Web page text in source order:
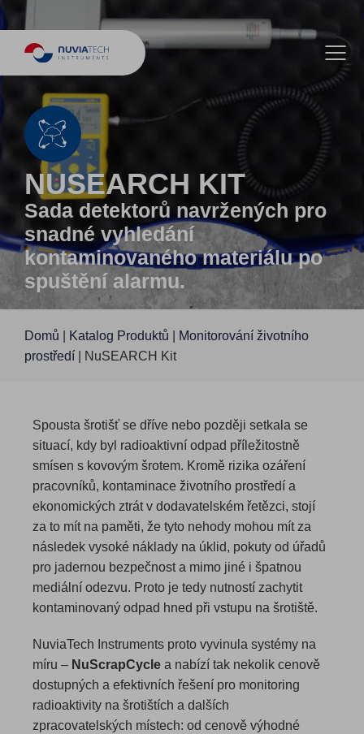
NUSEARCH KIT
Sada detektorů navržených pro
snadné vyhledání
kontaminovaného materiálu po
spuštění alarmu.
Domů Katalog Produktů
Monitorování životního
prostředí
NuSEARCH Kit
Spousta šrotišť se dříve nebo později setkala se
situací, kdy byl radioaktivní odpad příležitostně
smísen s kovovým šrotem. Kromě rizika ozáření
pracovníků, kontaminace životního prostředí a
ekonomických ztrát v dodavatelském řetězci, stojí
za to mít na paměti, že tyto nehody mohou mít za
následek vysoké náklady na úklid, pokuty od úřadů
pro jadernou bezpečnost a mimo jiné i špatnou
mediální odezvu. Proto je tedy nutností zachytit
kontaminovaný odpad hned při vstupu na šrotiště.
NuviaTech Instruments proto vyvinula systémy na
míru – NuScrapCycle a nabízí tak nekolik cenově
dostupných a efektivních řešení pro monitoring
radioaktivity na šrotištích a dalších
zpracovatelských místech: od cenově výhodné